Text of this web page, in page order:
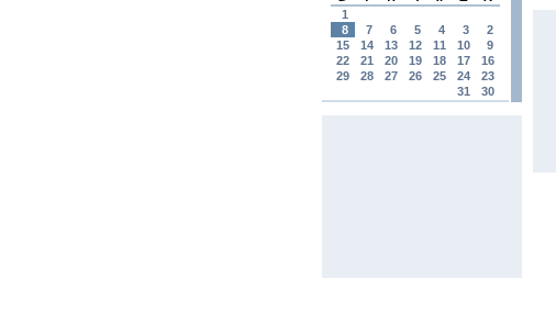
1
2
3
4
5
6
7
8
9
10
11
12
13
14
15
16
17
18
19
20
21
22
23
24
25
26
27
28
29
30
31